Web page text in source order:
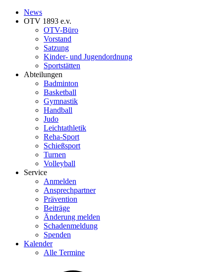
News
OTV 1893 e.v.
OTV-Büro
Vorstand
Satzung
Kinder- und Jugendordnung
Sportstätten
Abteilungen
Badminton
Basketball
Gymnastik
Handball
Judo
Leichtathletik
Reha-Sport
Schießsport
Turnen
Volleyball
Service
Anmelden
Ansprechpartner
Prävention
Beiträge
Änderung melden
Schadenmeldung
Spenden
Kalender
Alle Termine